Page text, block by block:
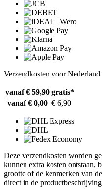
Verzendkosten voor Nederland
vanaf € 59,90 gratis*
vanaf € 0,00 € 6,90
Deze verzendkosten worden
kunnen extra kosten ontstaan,
grootte of de kenmerken van
direct in de